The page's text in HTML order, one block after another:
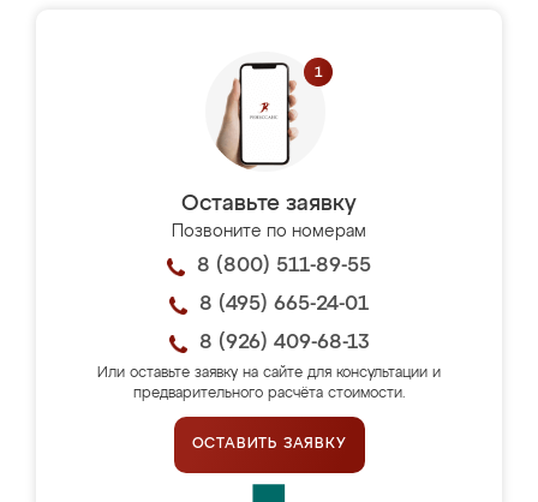
Оставьте заявку
Позвоните по номерам
8 (800) 511-89-55
8 (495) 665-24-01
8 (926) 409-68-13
Или оставьте заявку на сайте для консультации и
предварительного расчёта стоимости.
ОСТАВИТЬ ЗАЯВКУ